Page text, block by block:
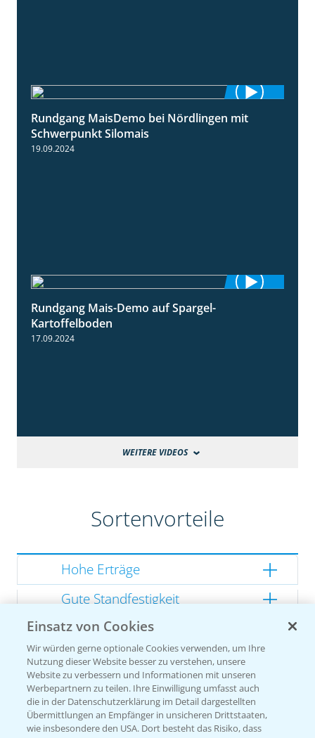
10:51
Rundgang MaisDemo bei Nördlingen mit
Schwerpunkt Silomais
19.09.2024
Rundgang Mais-Demo auf Spargel-
Kartoffelboden
17.09.2024
WEITERE VIDEOS
Sortenvorteile
Hohe Erträge
Gute Standfestigkeit
Gutes Dry Down
Gesunde Kolben
Sorteneinstufung nach
Einsatz von Cookies
Wir würden gerne optionale Cookies verwenden, um Ihre
Nutzung dieser Website besser zu verstehen, unsere
Website zu verbessern und Informationen mit unseren
Werbepartnern zu teilen. Ihre Einwilligung umfasst auch
die in der Datenschutzerklärung im Detail dargestellten
Übermittlungen an Empfänger in unsicheren Drittstaaten,
wie insbesondere den USA. Dort besteht das Risiko, dass